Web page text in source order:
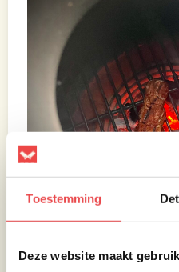
Toestemming
Deze website maakt
Serveren van